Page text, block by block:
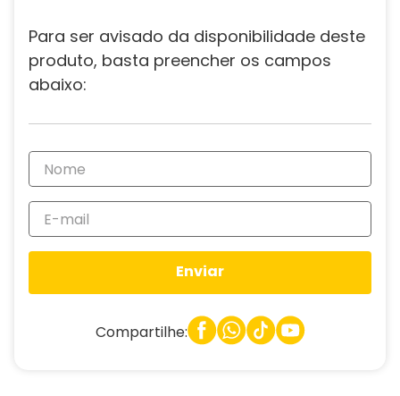
Para ser avisado da disponibilidade deste
produto, basta preencher os campos
abaixo:
Enviar
Compartilhe: